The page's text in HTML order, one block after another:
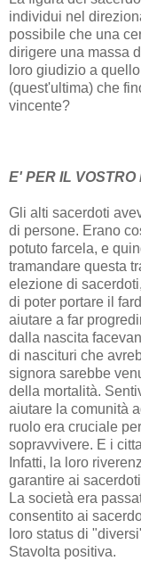
individui nel
possibile che una
dirigere una massa
loro giudizio a
(quest'ultima) che
vincente?
E' PER IL VOSTRO
Gli alti sacerdoti
di persone. Erano
potuto farcela, e
tramandare questa
elezione di
di poter portare il
aiutare a far
dalla nascita
di nascituri che
signora sarebbe
della mortalità.
aiutare la comunità
ruolo era cruciale
sopravvivere. E i
Infatti, la loro
garantire ai
La società era
consentito ai
loro status di
Stavolta positiva.